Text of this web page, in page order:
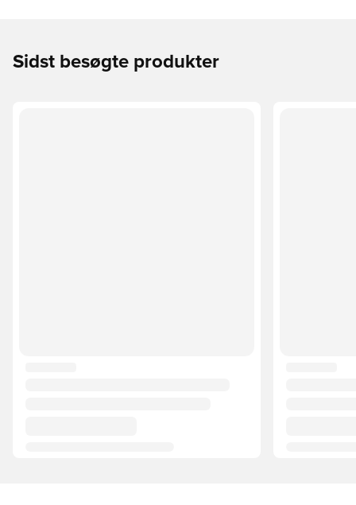
Sidst besøgte produkter